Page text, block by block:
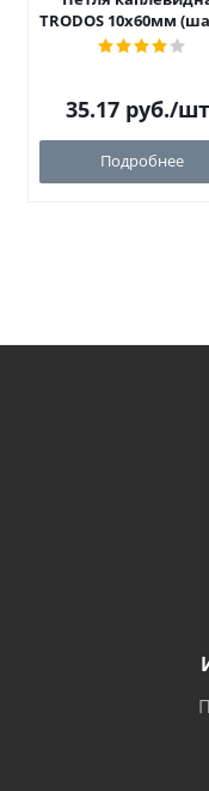
TRODOS 10х60мм
35.17 руб./шт
Подробнее